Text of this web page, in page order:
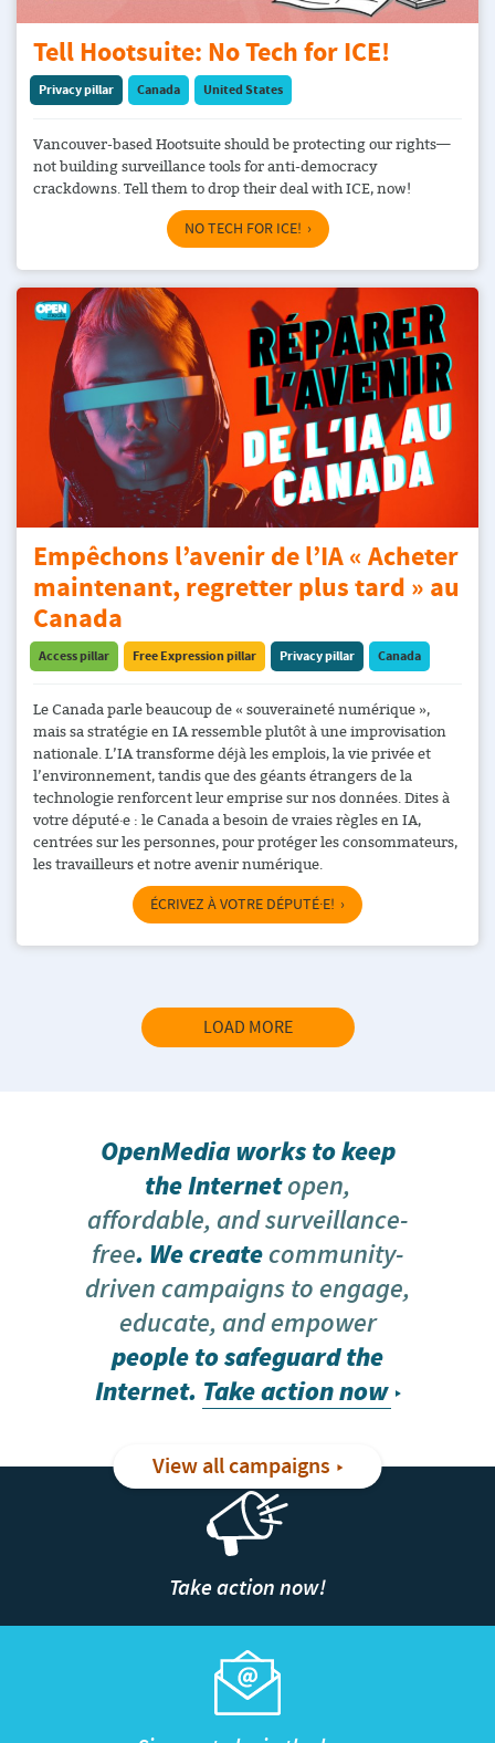
Tell Hootsuite: No Tech for ICE!
Privacy pillar Canada United States
Vancouver-based Hootsuite should be protecting our rights—
not building surveillance tools for anti-democracy
crackdowns. Tell them to drop their deal with ICE, now!
NO TECH FOR ICE!
Empêchons l’avenir de l’IA « Acheter
maintenant, regretter plus tard » au
Canada
Access pillar Free Expression pillar Privacy pillar Canada
Le Canada parle beaucoup de « souveraineté numérique »,
mais sa stratégie en IA ressemble plutôt à une improvisation
nationale. L’IA transforme déjà les emplois, la vie privée et
l’environnement, tandis que des géants étrangers de la
technologie renforcent leur emprise sur nos données. Dites à
votre député·e : le Canada a besoin de vraies règles en IA,
centrées sur les personnes, pour protéger les consommateurs,
les travailleurs et notre avenir numérique.
ÉCRIVEZ À VOTRE DÉPUTÉ·E!
LOAD MORE
OpenMedia works to keep
the Internetopen,
affordable, and surveillance-
free. We createcommunity-
driven campaigns to engage,
educate, and empower
people to safeguard the
Internet. Take action now
View all campaigns
Take action now!